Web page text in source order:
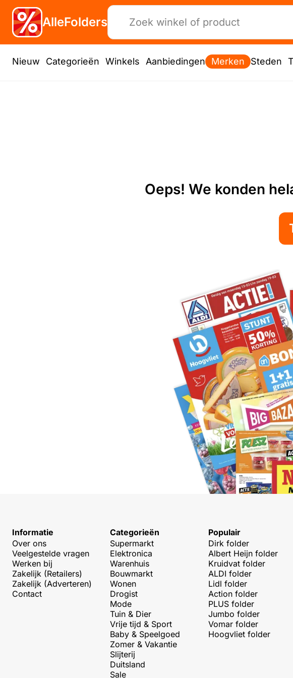
AlleFolders
Nieuw Categorieën Winkels Aanbiedingen Merken Steden
Oeps! We konden
Informatie
Over ons
Veelgestelde vragen
Werken bij
Zakelijk (Retailers)
Zakelijk (Adverteren)
Contact
Categorieën
Supermarkt
Elektronica
Warenhuis
Bouwmarkt
Wonen
Drogist
Mode
Tuin & Dier
Vrije tijd & Sport
Baby & Speelgoed
Zomer & Vakantie
Slijterij
Duitsland
Sale
Populair
Dirk folder
Albert Heijn folder
Kruidvat folder
ALDI folder
Lidl folder
Action folder
PLUS folder
Jumbo folder
Vomar folder
Hoogvliet folder